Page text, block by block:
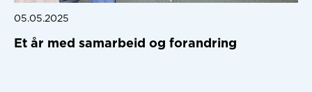
05.05.2025
Et år med samarbeid og forandring